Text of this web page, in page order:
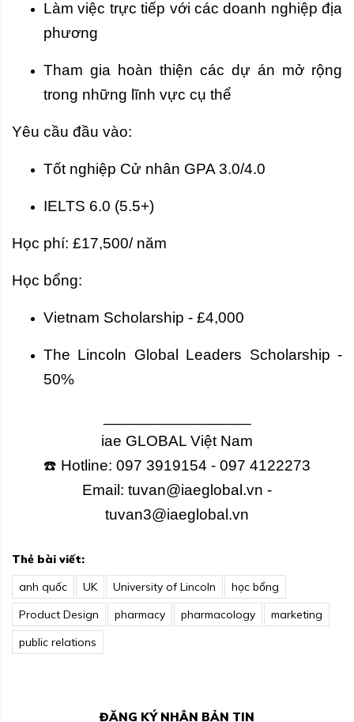
Làm việc trực tiếp với các doanh nghiệp địa
phương
Tham gia hoàn thiện các dự án mở rộng
trong những lĩnh vực cụ thể
Yêu cầu đầu vào:
Tốt nghiệp Cử nhân GPA 3.0/4.0
IELTS 6.0 (5.5+)
Học phí: £17,500/ năm
Học bổng:
Vietnam Scholarship - £4,000
The Lincoln Global Leaders Scholarship -
50%
iae GLOBAL Việt Nam
☎️ Hotline: 097 3919154 - 097 4122273
Email: tuvan@iaeglobal.vn -
tuvan3@iaeglobal.vn
Thẻ bài viết:
anh quốc
UK University of Lincoln
học bổng
Product Design
pharmacy pharmacology
marketing
public relations
ĐĂNG KÝ NHẬN BẢN TIN